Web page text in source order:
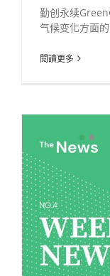
勤创永续
气候变化方面
閱讀更多